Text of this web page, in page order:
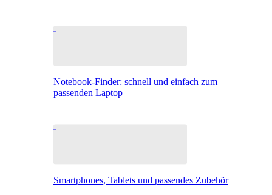
Notebook-Finder: schnell und einfach zum
passenden Laptop
Smartphones, Tablets und passendes Zubehör